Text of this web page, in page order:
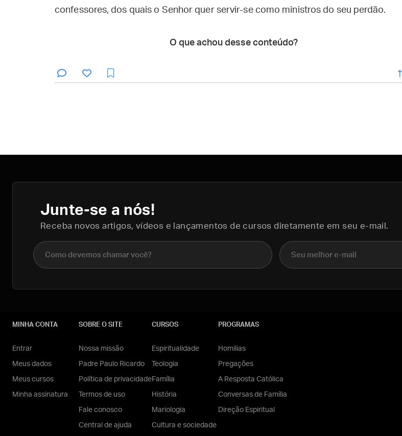
confessores, dos quais o Senhor quer servir-se como ministros do seu perdão.
O que achou desse conteúdo?
enviar
Junte-se a nós!
Receba novos artigos, vídeos e lançamentos de cursos diretamente em seu e-mail.
Nome completo E-mail
MINHA CONTA
Entrar
Meus dados
Meus cursos
Minha assinatura
SOBRE O SITE
Nossa missão
Padre Paulo Ricardo
Política de privacidade
Termos de uso
Fale conosco
Central de ajuda
CURSOS
Espiritualidade
Teologia
Família
História
Mariologia
Cultura e sociedade
PROGRAMAS
Homilias
Pregações
A Resposta Católica
Conversas de Família
Direção Espiritual